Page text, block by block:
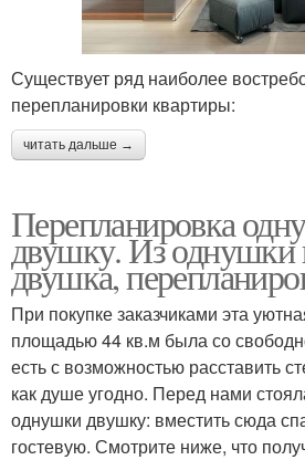
Существует ряд наиболее
перепланировки квартиры:
читать дальше →
Перепланировка
двушку. Из однушки
двушка,
При покупке заказчиками эта
площадью 44 кв.м была со
есть с возможностью расставить
как душе угодно. Перед нами
однушки двушку: вместить сюда
гостевую. Смотрите ниже, что